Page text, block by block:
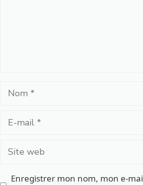
Nom
Site
Enregistrer mon nom, mon e-